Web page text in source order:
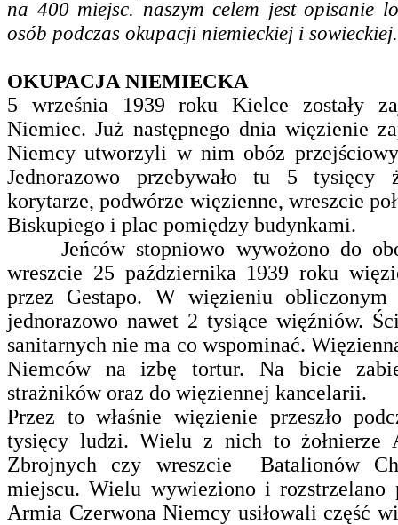
na 400 miejsc. naszym celem jest opisanie
osób podczas okupacji niemieckiej i
OKUPACJA NIEMIECKA
5 września 1939 roku Kielce zostały
Niemiec. Już następnego dnia więzienie
Niemcy utworzyli w nim obóz
Jednorazowo przebywało tu 5 tysięcy
korytarze, podwórze więzienne, wreszcie
Biskupiego i plac pomiędzy budynkami.
Jeńców stopniowo wywożono do
wreszcie 25 października 1939 roku
przez Gestapo. W więzieniu
jednorazowo nawet 2 tysiące więźniów.
sanitarnych nie ma co wspominać.
Niemców na izbę tortur. Na bicie
strażników oraz do więziennej kancelarii.
Przez to właśnie więzienie przeszło
tysięcy ludzi. Wielu z nich to żołnierze
Zbrojnych czy wreszcie Batalionów
miejscu. Wielu wywieziono i rozstrzelano
Armia Czerwona Niemcy usiłowali część